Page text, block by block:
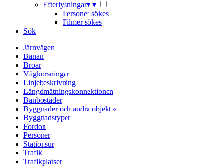
Efterlysningar▾ ▾
Personer sökes
Filmer sökes
Sök
Järnvägen
Banan
Broar
Vägkorsningar
Linjebeskrivning
Längdmätningskonnektionen
Banbostäder
Byggnader och andra objekt «
Byggnadstyper
Fordon
Personer
Stationsur
Trafik
Trafikplatser